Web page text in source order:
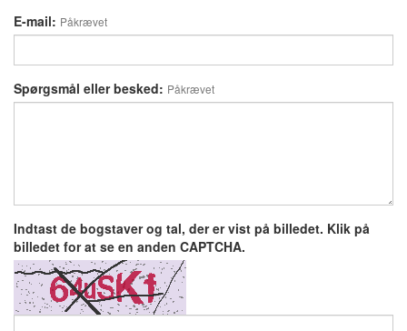
E-mail: Påkrævet
Spørgsmål eller besked: Påkrævet
Indtast de bogstaver og tal, der er vist på billedet. Klik på
billedet for at se en anden CAPTCHA.